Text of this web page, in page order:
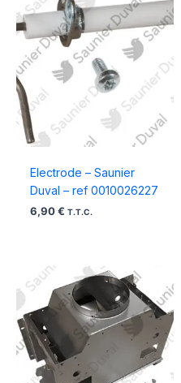
Electrode – Saunier
Duval – ref 0010026227
6,90 € T.T.C.